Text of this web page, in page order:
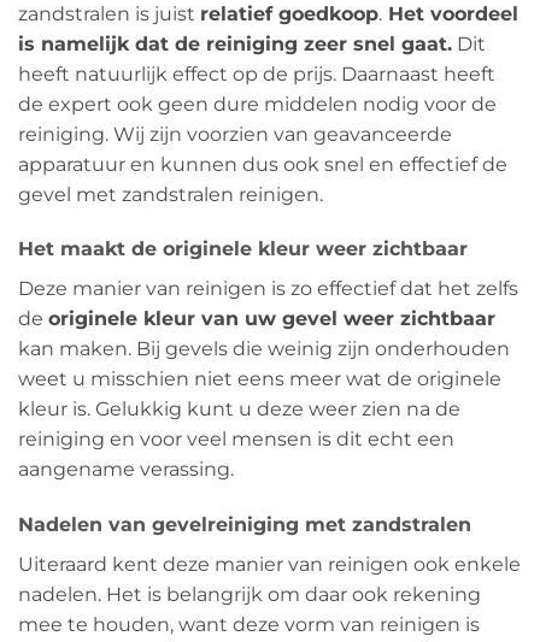
zandstralen is juist relatief goedkoop. Het voordeel
is namelijk dat de reiniging zeer snel gaat. Dit
heeft natuurlijk effect op de prijs. Daarnaast heeft
de expert ook geen dure middelen nodig voor de
reiniging. Wij zijn voorzien van geavanceerde
apparatuur en kunnen dus ook snel en effectief de
gevel met zandstralen reinigen.
Het maakt de originele kleur weer zichtbaar
Deze manier van reinigen is zo effectief dat het zelfs
de originele kleur van uw gevel weer zichtbaar
kan maken. Bij gevels die weinig zijn onderhouden
weet u misschien niet eens meer wat de originele
kleur is. Gelukkig kunt u deze weer zien na de
reiniging en voor veel mensen is dit echt een
aangename verassing.
Nadelen van gevelreiniging met zandstralen
Uiteraard kent deze manier van reinigen ook enkele
nadelen. Het is belangrijk om daar ook rekening
mee te houden, want deze vorm van reinigen is